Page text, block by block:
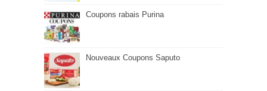
Coupons rabais Purina
Nouveaux Coupons Saputo